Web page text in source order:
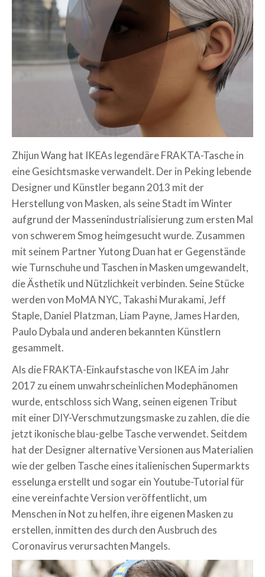
Zhijun Wang hat IKEAs legendäre FRAKTA-Tasche in
eine Gesichtsmaske verwandelt. Der in Peking lebende
Designer und Künstler begann 2013 mit der
Herstellung von Masken, als seine Stadt im Winter
aufgrund der Massenindustrialisierung zum ersten Mal
von schwerem Smog heimgesucht wurde. Zusammen
mit seinem Partner Yutong Duan hat er Gegenstände
wie Turnschuhe und Taschen in Masken umgewandelt,
die Ästhetik und Nützlichkeit verbinden.Seine Stücke
werden von MoMA NYC, Takashi Murakami, Jeff
Staple, Daniel Platzman, Liam Payne, James Harden,
Paulo Dybala und anderen bekannten Künstlern
gesammelt.
Als die FRAKTA-Einkaufstasche von IKEA im Jahr
2017 zu einem unwahrscheinlichen Modephänomen
wurde, entschloss sich Wang, seinen eigenen Tribut
mit einer DIY-Verschmutzungsmaske zu zahlen, die die
jetzt ikonische blau-gelbe Tasche verwendet. Seitdem
hat der Designer alternative Versionen aus Materialien
wie der gelben Tasche eines italienischen Supermarkts
esselunga erstellt und sogar ein Youtube-Tutorial für
eine vereinfachte Version veröffentlicht, um
Menschen in Not zu helfen, ihre eigenen Masken zu
erstellen, inmitten des durch den Ausbruch des
Coronavirus verursachten Mangels.